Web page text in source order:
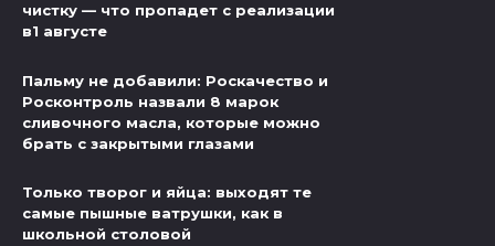
чистку — что пропадет с реализации
в1 августе
Пальму не добавили: Роскачество и
Росконтроль назвали 8 марок
сливочного масла, которые можно
брать с закрытыми глазами
Только творог и яйца: выходят те
самые пышные ватрушки, как в
школьной столовой